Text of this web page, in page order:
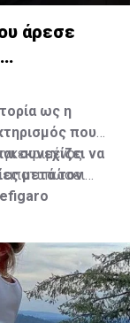
άρεσε
ως η
που
συνεχίζει να
μετά τον
αποτυπώσει